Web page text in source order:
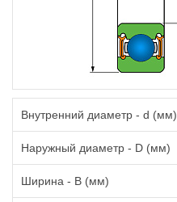
Внутренний диаметр - d (мм)
Наружный диаметр - D (мм)
Ширина - B (мм)